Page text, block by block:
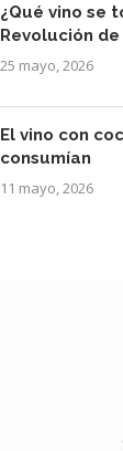
¿Qué vino se
Revolución
25 mayo, 2026
El vino con
consumían
11 mayo, 2026